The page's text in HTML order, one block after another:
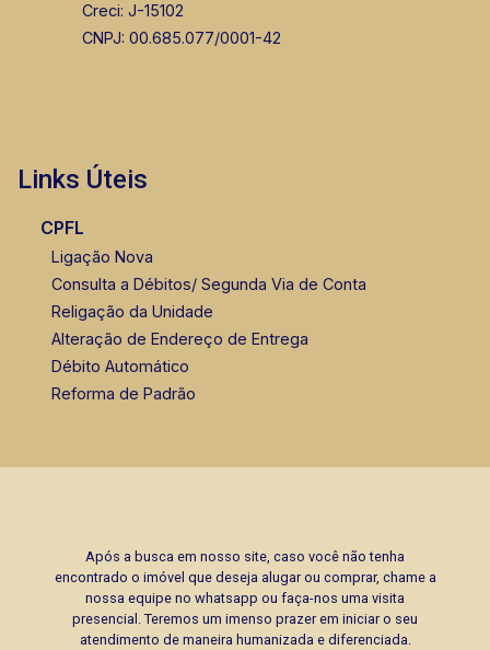
Thamiris Leandra Benevides
Creci: J-15102
CNPJ: 00.685.077/0001-42
Links Úteis
CPFL
Ligação Nova
Consulta a Débitos/ Segunda Via de Conta
Religação da Unidade
Alteração de Endereço de Entrega
Débito Automático
Reforma de Padrão
Após a busca em nosso site, caso você não tenha
encontrado o imóvel que deseja alugar ou comprar, chame a
nossa equipe no whatsapp ou faça-nos uma visita
presencial. Teremos um imenso prazer em iniciar o seu
atendimento de maneira humanizada e diferenciada.